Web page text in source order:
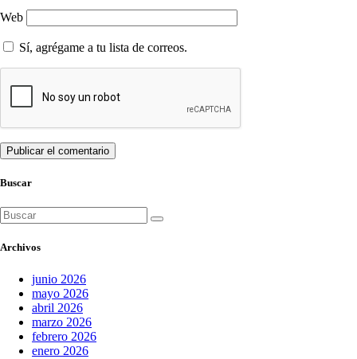
Web
Sí, agrégame a tu lista de correos.
Buscar
Buscar:
Archivos
junio 2026
mayo 2026
abril 2026
marzo 2026
febrero 2026
enero 2026